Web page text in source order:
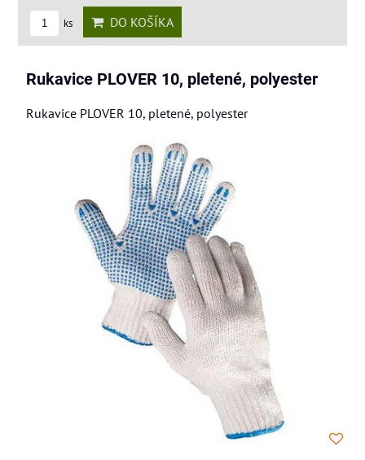
ks DO KOŠÍKA
Rukavice PLOVER 10, pletené, polyester
Rukavice PLOVER 10, pletené, polyester